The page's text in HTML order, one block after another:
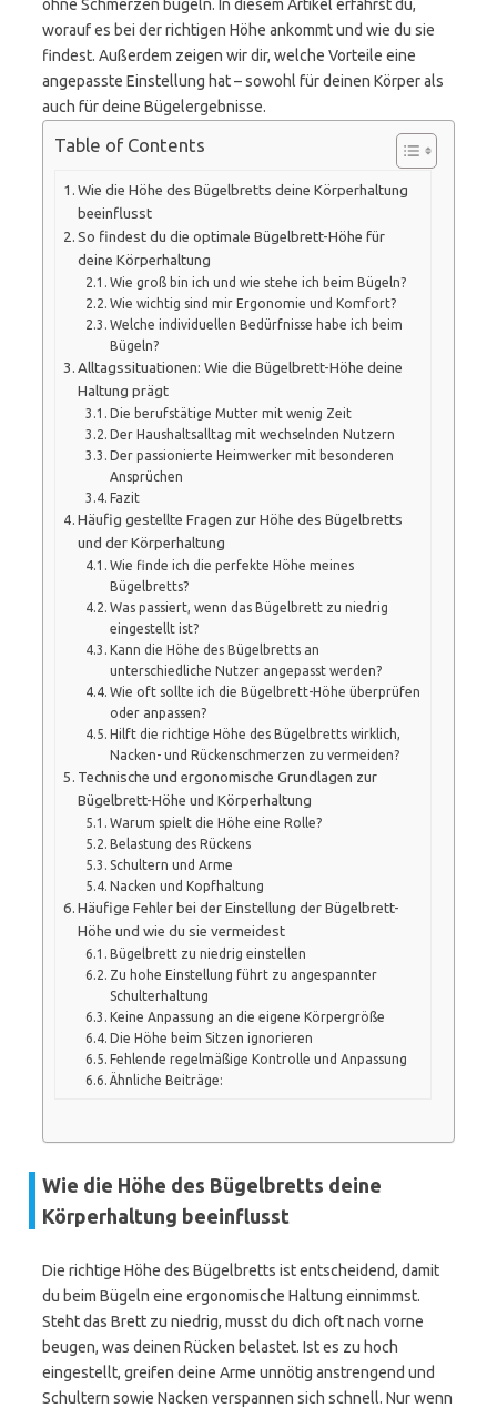
ohne Schmerzen bügeln. In diesem Artikel erfährst du,
worauf es bei der richtigen Höhe ankommt und wie du sie
findest. Außerdem zeigen wir dir, welche Vorteile eine
angepasste Einstellung hat – sowohl für deinen Körper als
auch für deine Bügelergebnisse.
Table of Contents
Wie die Höhe des Bügelbretts deine Körperhaltung
beeinflusst
So findest du die optimale Bügelbrett-Höhe für
deine Körperhaltung
Wie groß bin ich und wie stehe ich beim Bügeln?
Wie wichtig sind mir Ergonomie und Komfort?
Welche individuellen Bedürfnisse habe ich beim
Bügeln?
Alltagssituationen: Wie die Bügelbrett-Höhe deine
Haltung prägt
Die berufstätige Mutter mit wenig Zeit
Der Haushaltsalltag mit wechselnden Nutzern
Der passionierte Heimwerker mit besonderen
Ansprüchen
Fazit
Häufig gestellte Fragen zur Höhe des Bügelbretts
und der Körperhaltung
Wie finde ich die perfekte Höhe meines
Bügelbretts?
Was passiert, wenn das Bügelbrett zu niedrig
eingestellt ist?
Kann die Höhe des Bügelbretts an
unterschiedliche Nutzer angepasst werden?
Wie oft sollte ich die Bügelbrett-Höhe überprüfen
oder anpassen?
Hilft die richtige Höhe des Bügelbretts wirklich,
Nacken- und Rückenschmerzen zu vermeiden?
Technische und ergonomische Grundlagen zur
Bügelbrett-Höhe und Körperhaltung
Warum spielt die Höhe eine Rolle?
Belastung des Rückens
Schultern und Arme
Nacken und Kopfhaltung
Häufige Fehler bei der Einstellung der Bügelbrett-
Höhe und wie du sie vermeidest
Bügelbrett zu niedrig einstellen
Zu hohe Einstellung führt zu angespannter
Schulterhaltung
Keine Anpassung an die eigene Körpergröße
Die Höhe beim Sitzen ignorieren
Fehlende regelmäßige Kontrolle und Anpassung
Ähnliche Beiträge:
Wie die Höhe des Bügelbretts deine
Körperhaltung beeinflusst
Die richtige Höhe des Bügelbretts ist entscheidend, damit
du beim Bügeln eine ergonomische Haltung einnimmst.
Steht das Brett zu niedrig, musst du dich oft nach vorne
beugen, was deinen Rücken belastet. Ist es zu hoch
eingestellt, greifen deine Arme unnötig anstrengend und
Schultern sowie Nacken verspannen sich schnell. Nur wenn